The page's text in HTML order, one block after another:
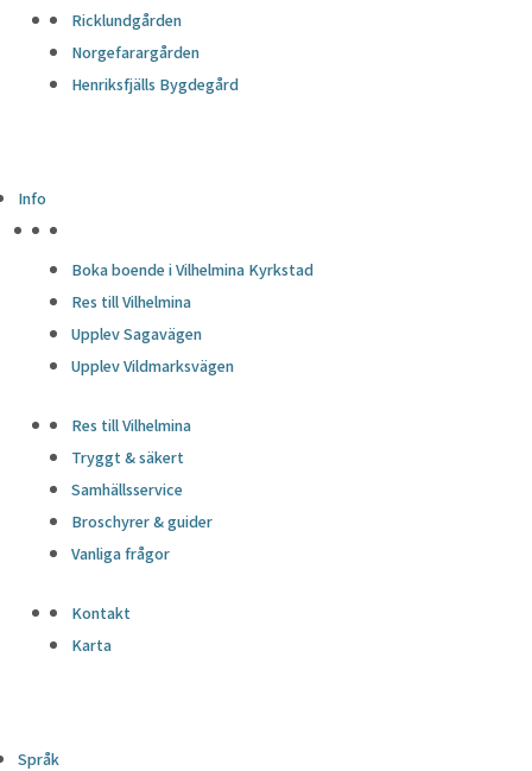
Ricklundgården
Norgefarargården
Henriksfjälls Bygdegård
Info
Boka boende i Vilhelmina Kyrkstad
Res till Vilhelmina
Upplev Sagavägen
Upplev Vildmarksvägen
Res till Vilhelmina
Tryggt & säkert
Samhällsservice
Broschyrer & guider
Vanliga frågor
Kontakt
Karta
Språk